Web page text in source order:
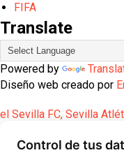
FIFA
Translate
Powered by
Diseño web creado por
el Sevilla FC, Sevilla
Control de tus